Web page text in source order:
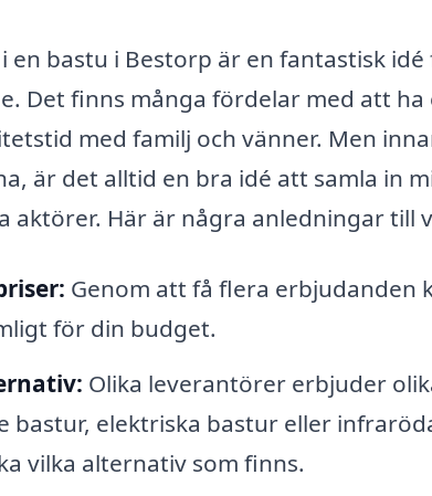
en bastu i Bestorp är en fantastisk
Det finns många fördelar med att
med familj och vänner. Men
är det alltid en bra idé att samla in
aktörer. Här är några anledningar till
Genom att få flera erbjudanden
för din budget.
Olika leverantörer erbjuder
bastur, elektriska bastur eller
vilka alternativ som finns.